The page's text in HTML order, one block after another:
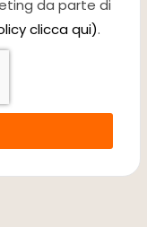
da parte di
clicca qui).